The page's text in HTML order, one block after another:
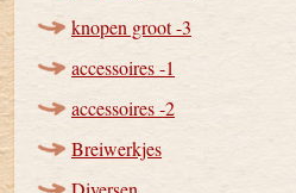
knopen groot -3
accessoires -1
accessoires -2
Breiwerkjes